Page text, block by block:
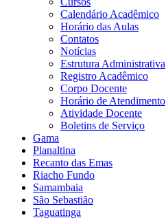
Calendário Acadêmico
Horário das Aulas
Contatos
Notícias
Estrutura Administrativa
Registro Acadêmico
Corpo Docente
Horário de Atendimento
Atividade Docente
Boletins de Serviço
Gama
Planaltina
Recanto das Emas
Riacho Fundo
Samambaia
São Sebastião
Taguatinga